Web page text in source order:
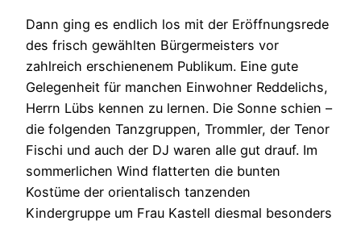
Dann ging es endlich los mit der Eröffnungsrede
des frisch gewählten Bürgermeisters vor
zahlreich erschienenem Publikum. Eine gute
Gelegenheit für manchen Einwohner Reddelichs,
Herrn Lübs kennen zu lernen. Die Sonne schien –
die folgenden Tanzgruppen, Trommler, der Tenor
Fischi und auch der DJ waren alle gut drauf. Im
sommerlichen Wind flatterten die bunten
Kostüme der orientalisch tanzenden
Kindergruppe um Frau Kastell diesmal besonders